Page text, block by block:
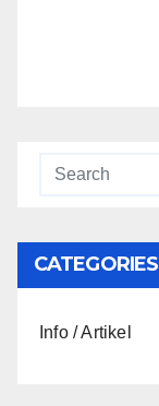
CATEGORIES
Info / Artikel